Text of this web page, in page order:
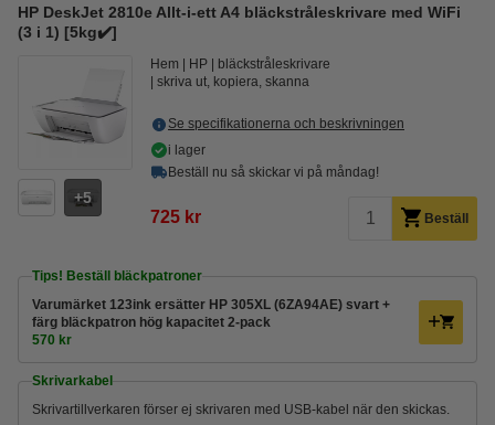
HP DeskJet 2810e Allt-i-ett A4 bläckstråleskrivare med WiFi
(3 i 1) [5kg✔️]
5
Hem HP
bläckstråleskrivare
skriva ut, kopiera, skanna
Se specifikationerna och beskrivningen
i lager
Beställ nu så skickar vi på måndag!
725 kr Beställ
Tips! Beställ bläckpatroner
Varumärket 123ink ersätter HP 305XL (6ZA94AE) svart +
färg bläckpatron hög kapacitet 2-pack
570 kr
Skrivarkabel
Skrivartillverkaren förser ej skrivaren med USB-kabel när den skickas.